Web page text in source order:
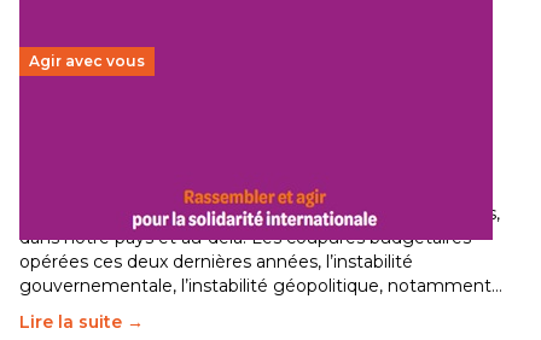
Agir avec vous
Le secteur humanitaire connaît des difficultés profondes,
dans notre pays et au-delà. Les coupures budgétaires
opérées ces deux dernières années, l’instabilité
gouvernementale, l’instabilité géopolitique, notamment…
Lire la suite →